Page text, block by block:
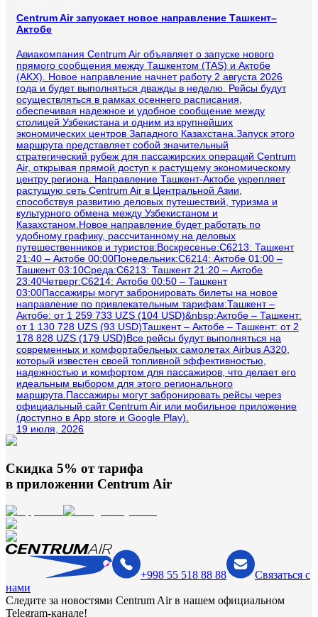
Centrum Air запускает новое направление Ташкент–
Актобе
Авиакомпания Centrum Air объявляет о запуске нового
прямого сообщения между Ташкентом (TAS) и Актобе
(AKX). Новое направление начнет работу 2 августа 2026
года и будет выполняться дважды в неделю. Рейсы будут
осуществляться в рамках осеннего расписания,
обеспечивая надежное и удобное сообщение между
столицей Узбекистана и одним из крупнейших
экономических центров Западного Казахстана.Запуск этого
маршрута представляет собой значительный
стратегический рубеж для пассажирских операций Centrum
Air, открывая прямой доступ к растущему экономическому
центру региона. Направление Ташкент-Актобе укрепляет
растущую сеть Centrum Air в Центральной Азии,
способствуя развитию деловых путешествий, туризма и
культурного обмена между Узбекистаном и
Казахстаном.Новое направление будет работать по
удобному графику, рассчитанному на деловых
путешественников и туристов:Воскресенье:C6213: Ташкент
21:40 – Актобе 00:00Понедельник:C6214: Актобе 01:00 –
Ташкент 03:10Среда:C6213: Ташкент 21:20 – Актобе
23:40Четверг:C6214: Актобе 00:50 – Ташкент
03:00Пассажиры могут забронировать билеты на новое
направление по привлекательным тарифам:Ташкент –
Актобе: от 1 259 733 UZS (104 USD)&nbsp;Актобе – Ташкент:
от 1 130 728 UZS (93 USD)Ташкент – Актобе – Ташкент: от 2
178 828 UZS (179 USD)Все рейсы будут выполняться на
современных и комфортабельных самолетах Airbus A320,
который известен своей топливной эффективностью,
надежностью и комфортом для пассажиров, что делает его
идеальным выбором для этого регионального
маршрута.Пассажиры могут забронировать рейсы через
официальный сайт Centrum Air или мобильное приложение
(доступно в App store и Google Play).
19 июля, 2026
Скидка 5% от тарифа
в приложении Centrum Air
+998 55 518 88 88
Связаться с
нами
Следите за новостями Centrum Air в нашем официальном
Telegram-канале!